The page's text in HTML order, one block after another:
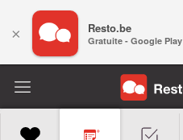
× Resto.be
Gratuite - Google Play